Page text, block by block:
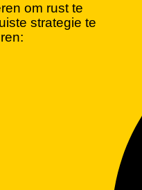
om rust te
strategie te